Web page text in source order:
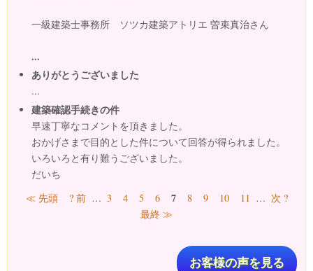
一級建築士事務所 ソツカ建築アトリエ 曽束真治さん
...
ありがとうございました
...
建築確認手続きの件
早速丁寧なコメントを頂きました。
おかげさまで目的とした件について回答が得られました。
いろいろと有り難うございました。
だいち
ページ
≪ 先頭 ? 前 … 3 4 5 6 7 8 9 10 11 … 次 ?
最終 ≫
お客様の声を見る